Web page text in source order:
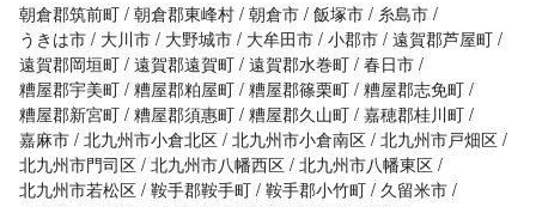
朝倉郡筑前町 朝倉郡東峰村 朝倉市 飯塚市
糸島市
うきは市
大川市 大野城市 大牟田市 小郡市 遠賀郡芦屋町
遠賀郡岡垣町 遠賀郡遠賀町 遠賀郡水巻町 春日市
糟屋郡宇美町 糟屋郡粕屋町 糟屋郡篠栗町 糟屋郡志免町
糟屋郡新宮町 糟屋郡須惠町 糟屋郡久山町 嘉穂郡桂川町
嘉麻市 北九州市小倉北区 北九州市小倉南区 北九州市戸畑区
北九州市門司区 北九州市八幡西区 北九州市八幡東区
北九州市若松区 鞍手郡鞍手町 鞍手郡小竹町
久留米市